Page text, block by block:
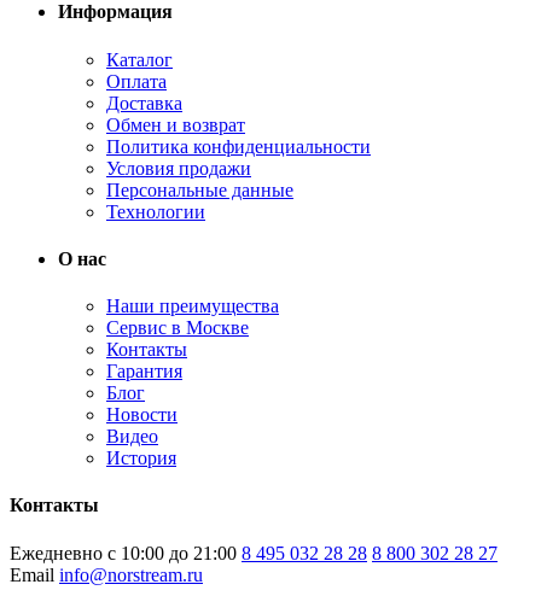
Информация
Каталог
Оплата
Доставка
Обмен и возврат
Политика конфиденциальности
Условия продажи
Персональные данные
Технологии
О нас
Наши преимущества
Сервис в Москве
Контакты
Гарантия
Блог
Новости
Видео
История
Контакты
Ежедневно с 10:00 до 21:00 8 495 032 28 28 8 800 302 28 27
Email info@norstream.ru